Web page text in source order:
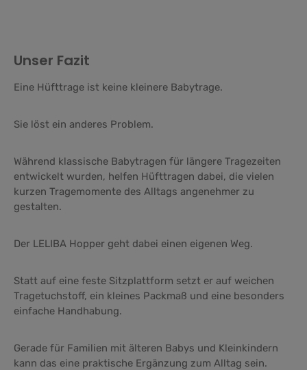
Unser Fazit
Eine Hüfttrage ist keine kleinere Babytrage.
Sie löst ein anderes Problem.
Während klassische Babytragen für längere Tragezeiten
entwickelt wurden, helfen Hüfttragen dabei, die vielen
kurzen Tragemomente des Alltags angenehmer zu
gestalten.
Der LELIBA Hopper geht dabei einen eigenen Weg.
Statt auf eine feste Sitzplattform setzt er auf weichen
Tragetuchstoff, ein kleines Packmaß und eine besonders
einfache Handhabung.
Gerade für Familien mit älteren Babys und Kleinkindern
kann das eine praktische Ergänzung zum Alltag sein.